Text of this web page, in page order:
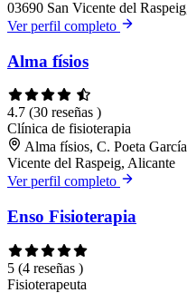
03690 San Vicente del
Ver perfil completo
Alma físios
4.7 (30 reseñas )
Clínica de fisioterapia
Alma físios, C. Poeta
Vicente del Raspeig, Alicante
Ver perfil completo
Enso Fisioterapia
5 (4 reseñas )
Fisioterapeuta